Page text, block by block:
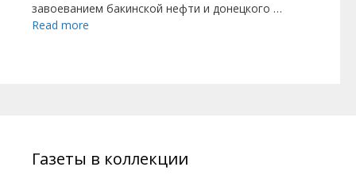
завоеванием бакинской нефти и донецкого …
Read more
Газеты в коллекции